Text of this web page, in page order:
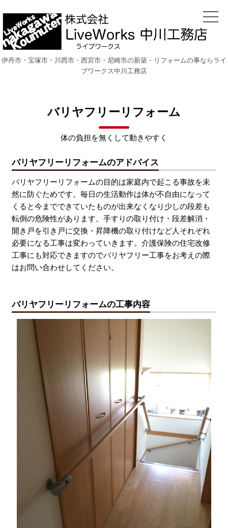
伊丹市・宝塚市・川西市・西宮市・尼崎市の新築・リフォームの事ならライ
ブワークス中川工務店
バリヤフリーリフォーム
体の負担を無くして動きやすく
バリヤフリーリフォームのアドバイス
バリヤフリーリフォームの目的は家庭内で起こる事故を未
然に防ぐためです。毎日の生活動作は体が不自由になって
くると今までできていたものが出来なくなり少しの段差も
転倒の危険性があります。手すりの取り付け・段差解消・
開き戸を引き戸に交換・昇降機の取り付けなど人それぞれ
必要になる工事は変わっていきます。介護保険の住宅改修
工事にも対応できますのでバリヤフリー工事をお考えの際
はお問い合わせしてください。
バリヤフリーリフォームの工事内容